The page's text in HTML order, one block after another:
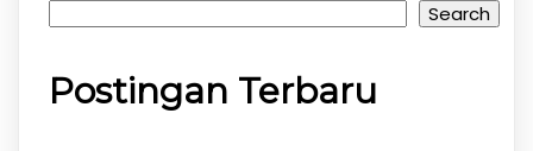
Search
Postingan Terbaru